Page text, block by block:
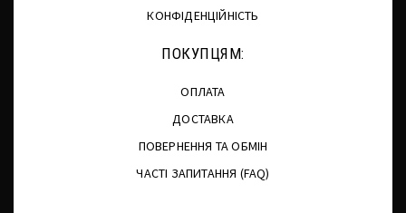
КОНФІДЕНЦІЙНІСТЬ
ПОКУПЦЯМ:
ОПЛАТА
ДОСТАВКА
ПОВЕРНЕННЯ ТА ОБМІН
ЧАСТІ ЗАПИТАННЯ (FAQ)